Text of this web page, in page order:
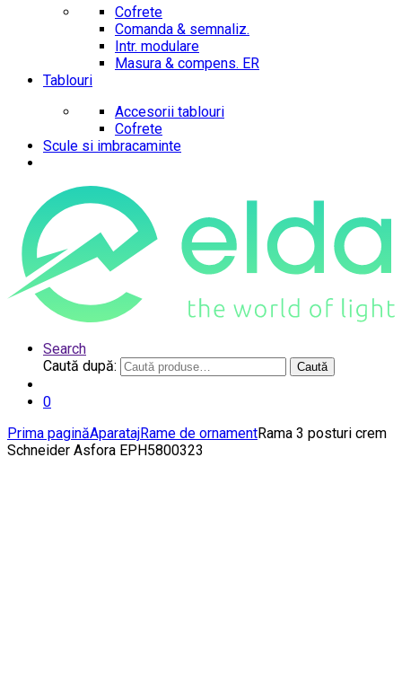
Cofrete
Comanda & semnaliz.
Intr. modulare
Masura & compens. ER
Tablouri
Accesorii tablouri
Cofrete
Scule si imbracaminte
Search
Caută după:
Caută
0
Prima paginăAparatajRame de ornamentRama 3 posturi crem
Schneider Asfora EPH5800323